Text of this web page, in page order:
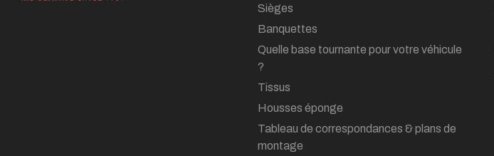
Sièges
Banquettes
Quelle base tournante pour votre véhicule
?
Tissus
Housses éponge
Tableau de correspondances & plans de
montage